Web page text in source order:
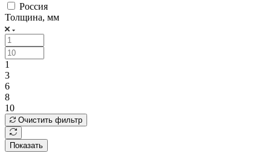
Россия
Толщина, мм
1
3
6
8
10
Очистить фильтр
Показать